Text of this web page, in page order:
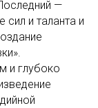
—
и таланта и
и глубоко